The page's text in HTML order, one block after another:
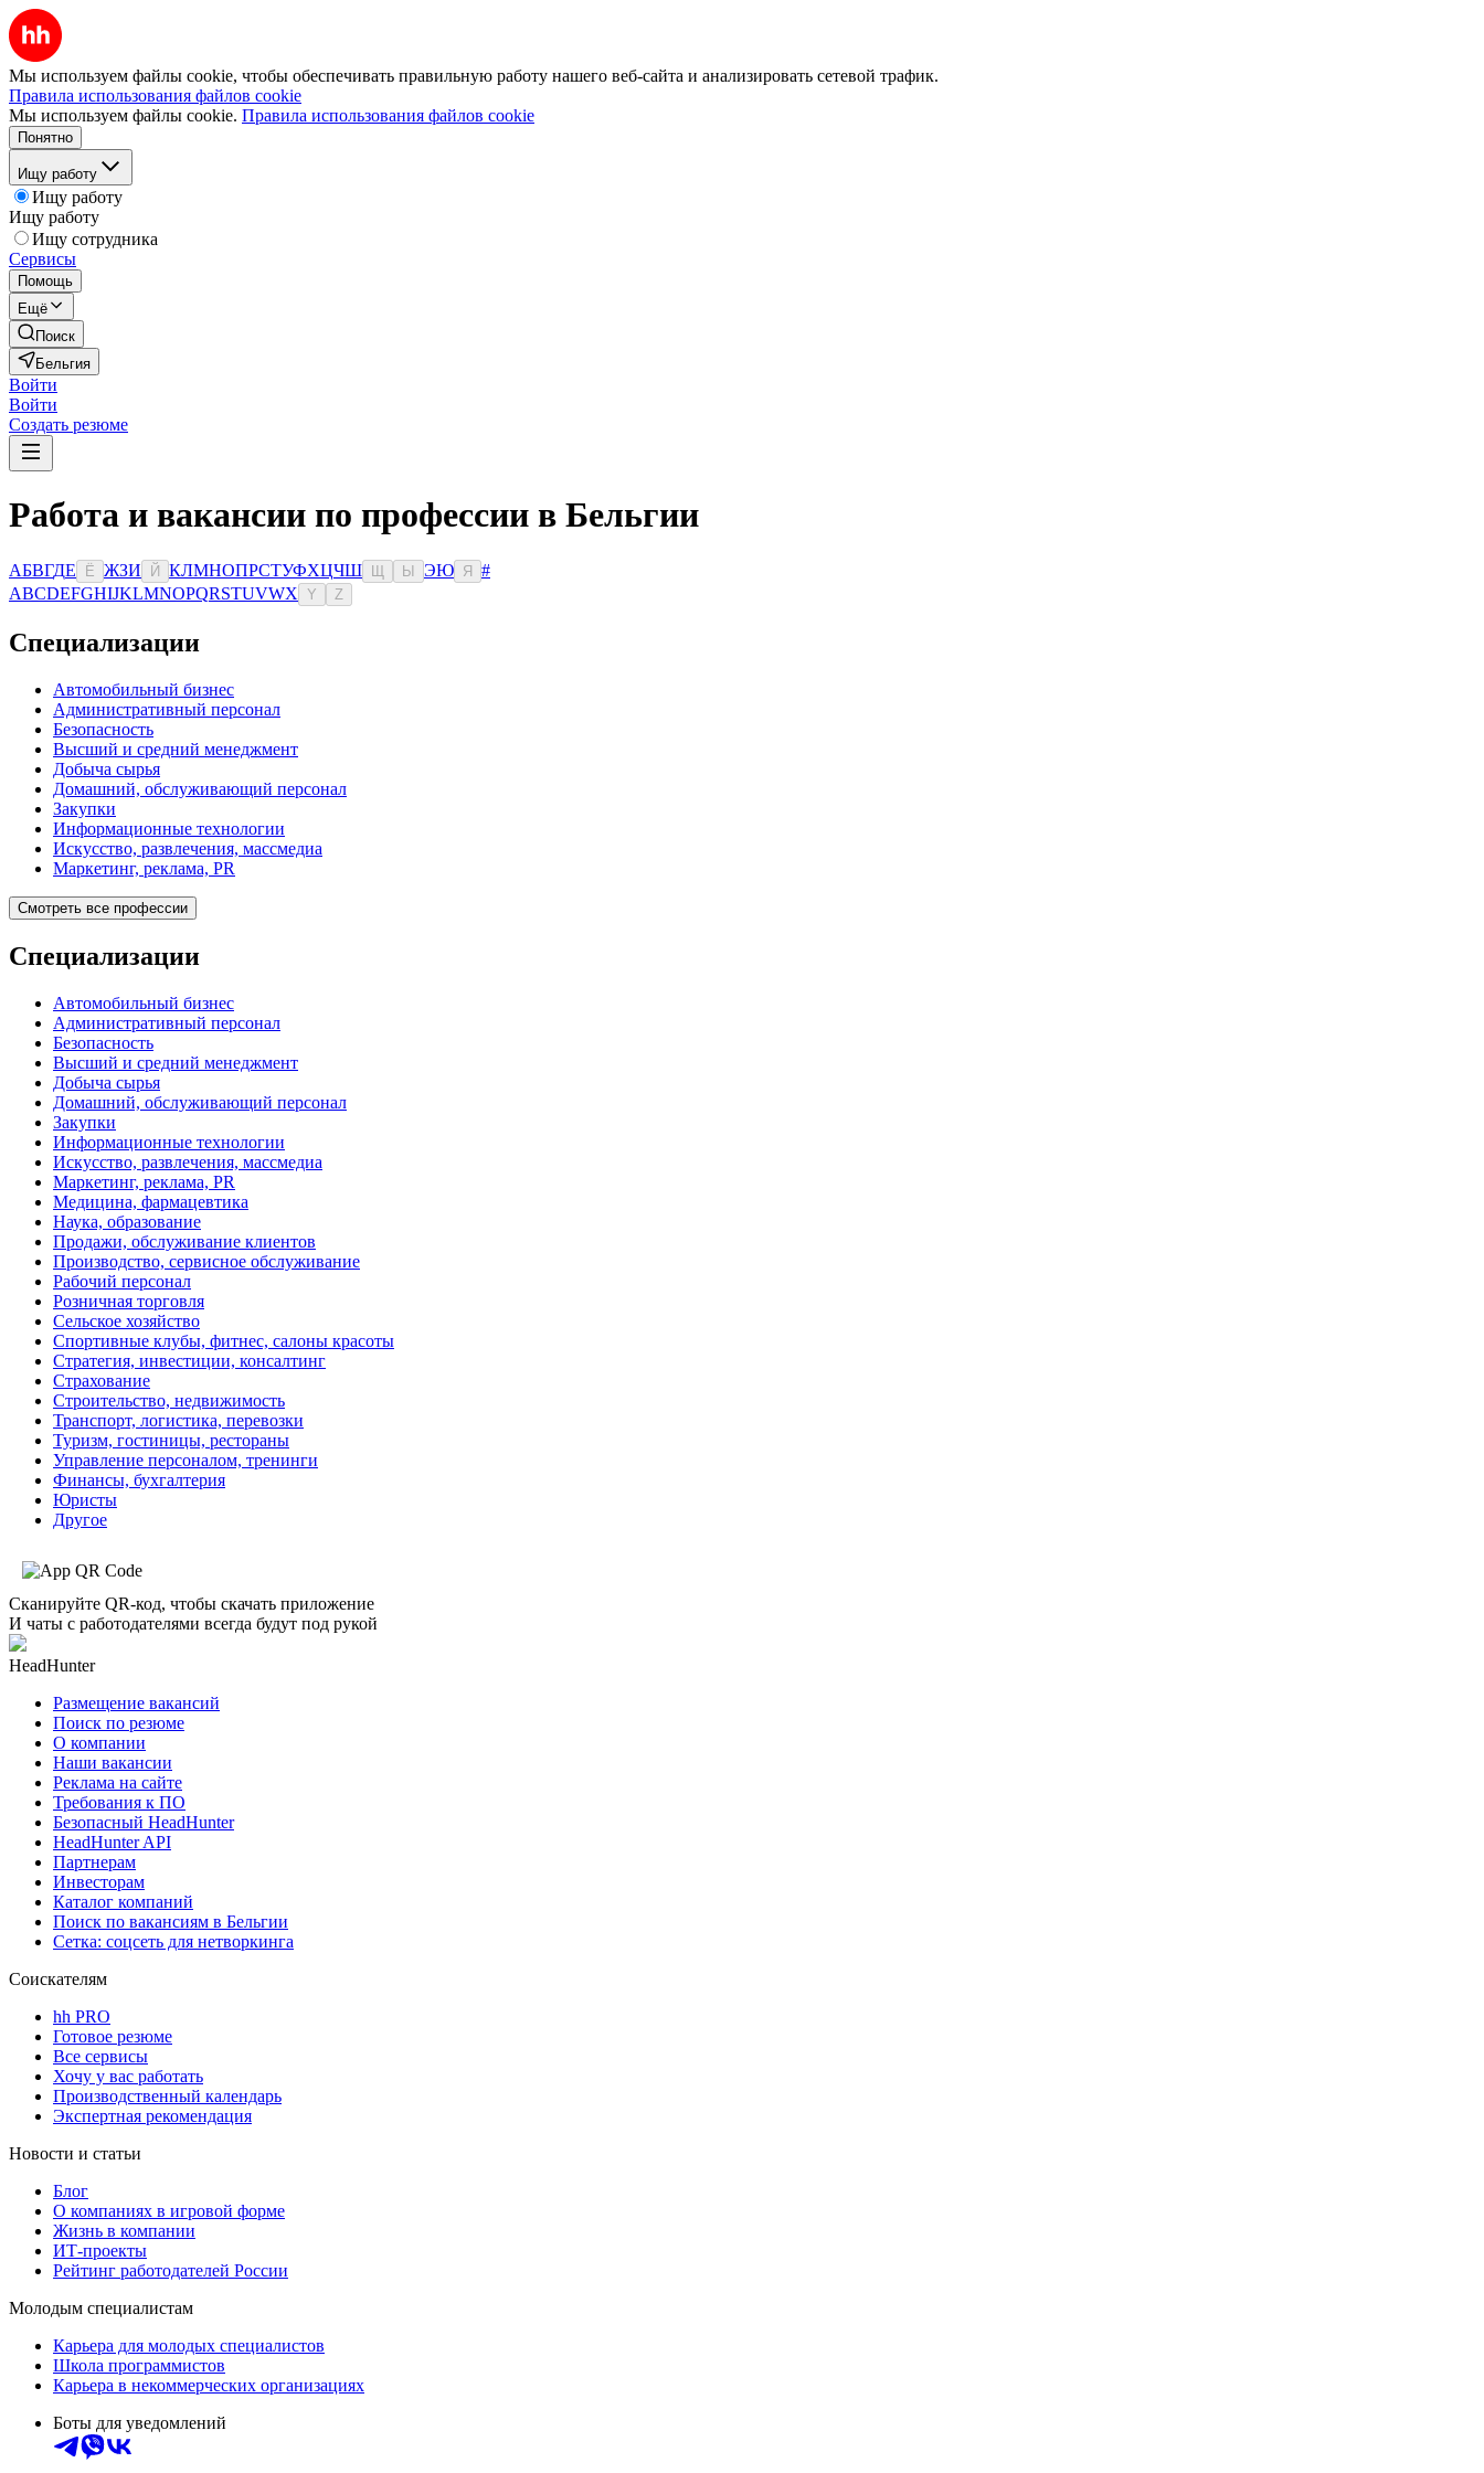
Мы используем файлы cookie, чтобы обеспечивать правильную работу нашего веб-сайта и анализировать сетевой трафик.
Правила использования файлов cookie
Мы используем файлы cookie. Правила использования файлов cookie
Понятно
Ищу работу
Ищу работу
Ищу работу
Ищу сотрудника
Сервисы
Помощь
Ещё
Поиск
Бельгия
Войти
Войти
Создать резюме
Работа и вакансии по профессии в Бельгии
АБВГДЕ Ё ЖЗИ Й КЛМНОПРСТУФХЦЧШ Ы ЭЮ Я
#
ABCDEFGHIJKLMNOPQRSTUVWX Y Z
Специализации
Автомобильный бизнес
Административный персонал
Безопасность
Высший и средний менеджмент
Добыча сырья
Домашний, обслуживающий персонал
Закупки
Информационные технологии
Искусство, развлечения, массмедиа
Маркетинг, реклама, PR
Смотреть все профессии
Специализации
Автомобильный бизнес
Административный персонал
Безопасность
Высший и средний менеджмент
Добыча сырья
Домашний, обслуживающий персонал
Закупки
Информационные технологии
Искусство, развлечения, массмедиа
Маркетинг, реклама, PR
Медицина, фармацевтика
Наука, образование
Продажи, обслуживание клиентов
Производство, сервисное обслуживание
Рабочий персонал
Розничная торговля
Сельское хозяйство
Спортивные клубы, фитнес, салоны красоты
Стратегия, инвестиции, консалтинг
Страхование
Строительство, недвижимость
Транспорт, логистика, перевозки
Туризм, гостиницы, рестораны
Управление персоналом, тренинги
Финансы, бухгалтерия
Юристы
Другое
Сканируйте QR-код, чтобы скачать приложение
И чаты с работодателями всегда будут под рукой
HeadHunter
Размещение вакансий
Поиск по резюме
О компании
Наши вакансии
Реклама на сайте
Требования к ПО
Безопасный HeadHunter
HeadHunter API
Партнерам
Инвесторам
Каталог компаний
Поиск по вакансиям в Бельгии
Сетка: соцсеть для нетворкинга
Соискателям
hh PRO
Готовое резюме
Все сервисы
Хочу у вас работать
Производственный календарь
Экспертная рекомендация
Новости и статьи
Блог
О компаниях в игровой форме
Жизнь в компании
ИТ-проекты
Рейтинг работодателей России
Молодым специалистам
Карьера для молодых специалистов
Школа программистов
Карьера в некоммерческих организациях
Боты для уведомлений